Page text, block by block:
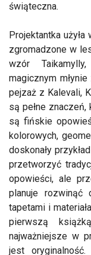
świąteczna.
Projektantka
zgromadzone w
wzór
magicznym
pejzaż z Kalevali,
są pełne
są fińskie
kolorowych,
doskonały
przetworzyć
opowieści, ale
planuje rozwinąć
tapetami i
pierwszą
najważniejsze w
jest